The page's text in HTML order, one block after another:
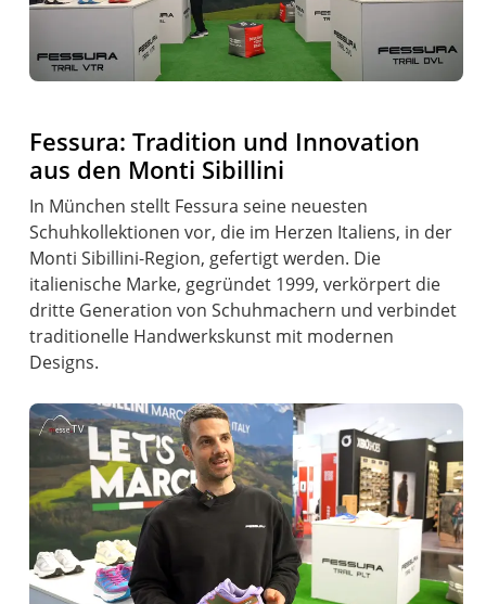
Fessura: Tradition und Innovation
aus den Monti Sibillini
In München stellt Fessura seine neuesten
Schuhkollektionen vor, die im Herzen Italiens, in der
Monti Sibillini-Region, gefertigt werden. Die
italienische Marke, gegründet 1999, verkörpert die
dritte Generation von Schuhmachern und verbindet
traditionelle Handwerkskunst mit modernen
Designs.